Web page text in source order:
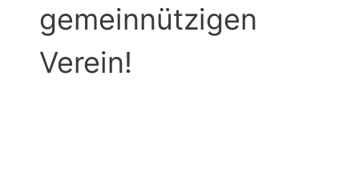
gemeinnützigen
Verein!